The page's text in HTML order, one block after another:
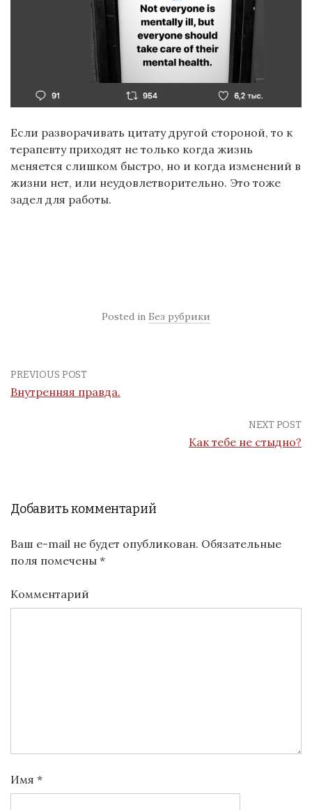
Если разворачивать цитату другой стороной, то к
терапевту приходят не только когда жизнь
меняется слишком быстро, но и когда изменений в
жизни нет, или неудовлетворительно. Это тоже
задел для работы.
Posted in Без рубрики
PREVIOUS POST
Внутренняя правда.
NEXT POST
Как тебе не стыдно?
Добавить комментарий
Ваш e-mail не будет опубликован. Обязательные
поля помечены *
Комментарий
Имя *